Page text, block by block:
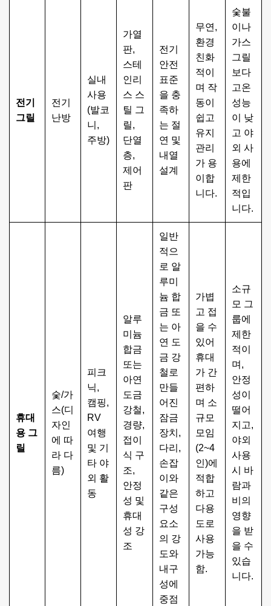
전기
그릴
전기
난방
실내
사용
(발코
니,
주방)
가열
판,
스테
인리
스 스
틸 그
릴,
단열
층,
제어
판
전기
안전
표준
을 충
족하
는 절
연 및
내열
설계
무연,
환경
친화
적이
며 작
동이
쉽고
유지
관리
가 용
이합
니다.
숯불
이나
가스
그릴
보다
고온
성능
이 낮
고 야
외 사
용에
제한
적입
니다.
휴대
용 그
릴
숯/가
스(디
자인
에 따
라 다
름)
피크
닉,
캠핑,
RV
여행
및 기
타 야
외 활
동
알루
미늄
합금
또는
아연
도금
강철,
경량,
접이
식 구
조,
안정
성 및
휴대
성 강
조
일반
적으
로 알
루미
늄 합
금 또
는 아
연 도
금 강
철로
만들
어진
잠금
장치,
다리,
손잡
이와
같은
구성
요소
의 강
도와
내구
성에
중점
가볍
고 접
을 수
있어
휴대
가 간
편하
며 소
규모
모임
(2~4
인)에
적합
하고
다용
도로
사용
가능
함.
소규
모 그
룹에
제한
적이
며,
안정
성이
떨어
지고,
야외
사용
시 바
람과
비의
영향
을 받
을 수
있습
니다.